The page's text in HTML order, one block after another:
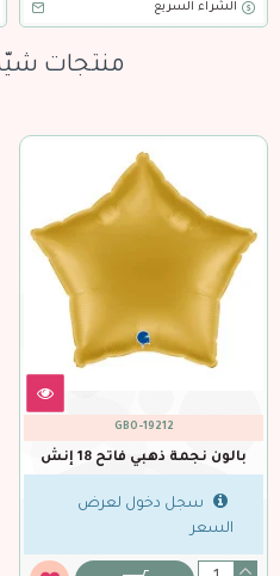
الشراء السريع
منتجات
GBO-19212
بالون نجمة ذهبي فاتح 18 إنش
سجل دخول لعرض
السعر